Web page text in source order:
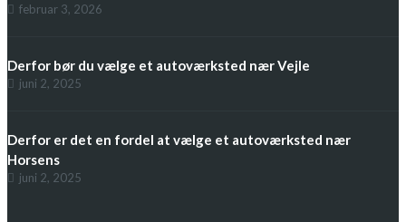
februar 3, 2026
Derfor bør du vælge et autoværksted nær Vejle
juni 2, 2025
Derfor er det en fordel at vælge et autoværksted nær
Horsens
juni 2, 2025